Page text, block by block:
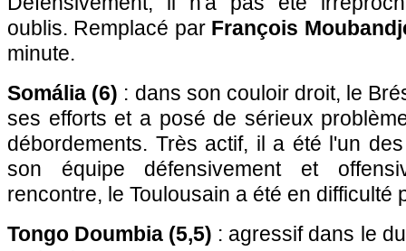
oublis. Remplacé par François
minute.
Somália (6) : dans son couloir droit, le
ses efforts et a posé de sérieux
débordements. Très actif, il a été l'un
son équipe défensivement et
rencontre, le Toulousain a été en difficulté
Tongo Doumbia (5,5) : agressif dans le